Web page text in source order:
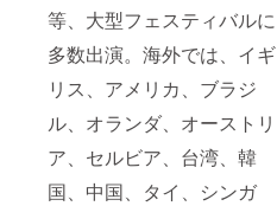
等、大型フェスティバルに
多数出演。海外では、イギ
リス、アメリカ、ブラジ
ル、オランダ、オーストリ
ア、セルビア、台湾、韓
国、中国、タイ、シンガ